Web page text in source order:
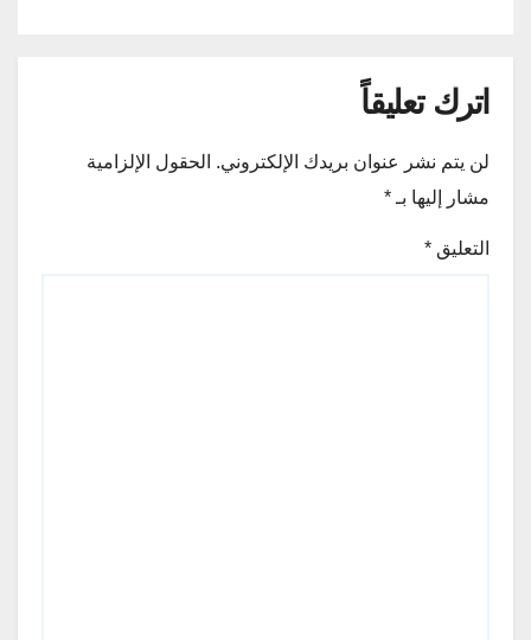
اترك تعليقاً
لن يتم نشر عنوان بريدك الإلكتروني. الحقول الإلزامية
مشار إليها بـ *
التعليق *